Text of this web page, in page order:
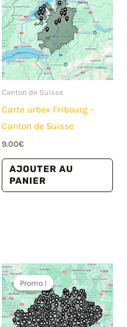
Canton de Suisse
Carte urbex Fribourg –
Canton de Suisse
9.00€
AJOUTER AU
PANIER
Promo !
Promo !